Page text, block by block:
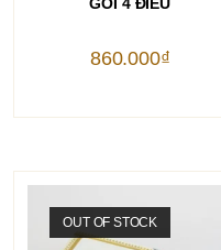
860.000₫
OUT OF STOCK